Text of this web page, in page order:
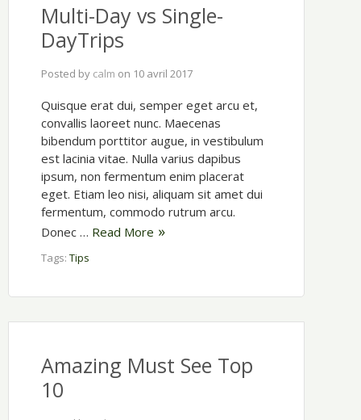
Multi-Day vs Single-
DayTrips
Posted by calm on 10 avril 2017
Quisque erat dui, semper eget arcu et,
convallis laoreet nunc. Maecenas
bibendum porttitor augue, in vestibulum
est lacinia vitae. Nulla varius dapibus
ipsum, non fermentum enim placerat
eget. Etiam leo nisi, aliquam sit amet dui
fermentum, commodo rutrum arcu.
Donec … Read More
Tags: Tips
Amazing Must See Top
10